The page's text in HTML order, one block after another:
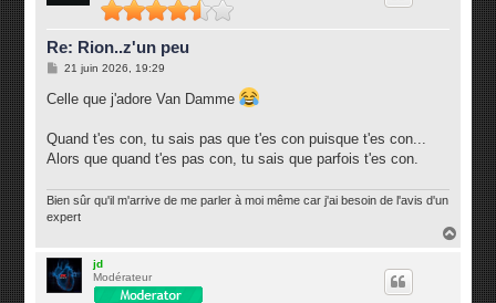
Re: Rion..z'un peu
M
s
s
g
e
21 juin 2026, 19:29
Celle que j'adore Van Damme
Quand t'es con, tu sais pas que t'es con puisque t'es con...
Alors que quand t'es pas con, tu sais que parfois t'es con.
Bien sûr qu'il m'arrive de me parler à moi même car j'ai besoin de l'avis d'un
expert
jd
Modérateur